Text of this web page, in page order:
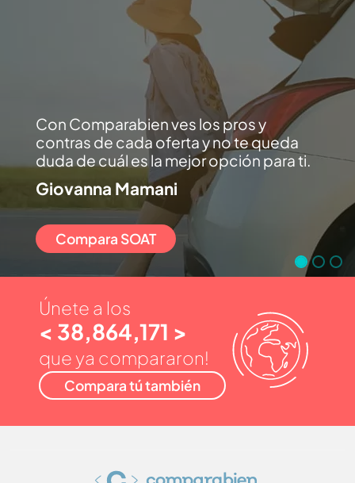
Con Comparabien ves los pros y
contras de cada oferta y no te queda
duda de cuál es la mejor opción para ti.
Giovanna Mamani
Compara SOAT
Únete a los
< 38,864,171 >
que ya compararon!
Compara tú también